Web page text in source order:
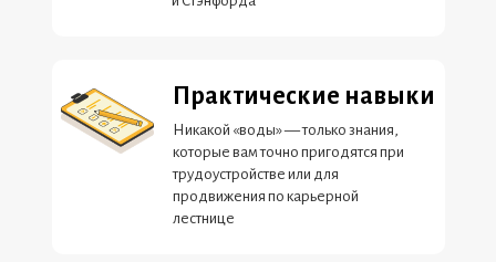
Практические навыки
Никакой «воды» — только знания,
которые вам точно пригодятся при
трудоустройстве или для
продвижения по карьерной
лестнице
Лидирующие компании